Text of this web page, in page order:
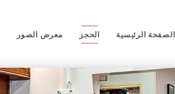
الصفحة الرئيسية الحجز معرض الصور